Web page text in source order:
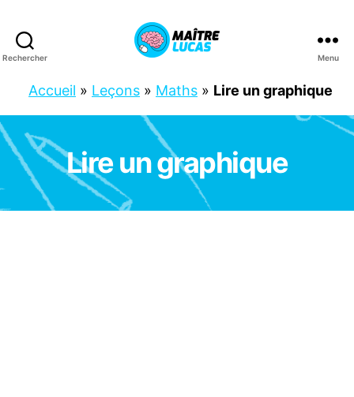
Rechercher
Lucas
Menu
Accueil » Leçons » Maths » Lire un graphique
Catégories
C
P
Lire un graphique